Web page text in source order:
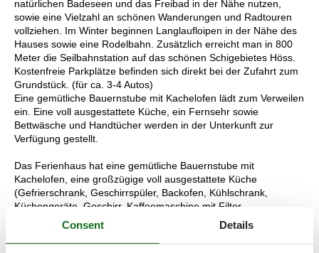
natürlichen Badeseen und das Freibad in der Nähe nutzen,
sowie eine Vielzahl an schönen Wanderungen und Radtouren
vollziehen. Im Winter beginnen Langlaufloipen in der Nähe des
Hauses sowie eine Rodelbahn. Zusätzlich erreicht man in 800
Meter die Seilbahnstation auf das schönen Schigebietes Höss.
Kostenfreie Parkplätze befinden sich direkt bei der Zufahrt zum
Grundstück. (für ca. 3-4 Autos)
Eine gemütliche Bauernstube mit Kachelofen lädt zum Verweilen
ein. Eine voll ausgestattete Küche, ein Fernsehr sowie
Bettwäsche und Handtücher werden in der Unterkunft zur
Verfügung gestellt.
Das Ferienhaus hat eine gemütliche Bauernstube mit
Kachelofen, eine großzügige voll ausgestattete Küche
(Gefrierschrank, Geschirrspüler, Backofen, Kühlschrank,
Küchengeräte, Geschirr, Kaffeemaschine mit Filter,
Nespressomaschine), ein Wohnzimmer ( mit ausziehbarer
Schlafzimmer (1 Doppelbett 180x200, 1 Doppelbett 120x200
Consent Details